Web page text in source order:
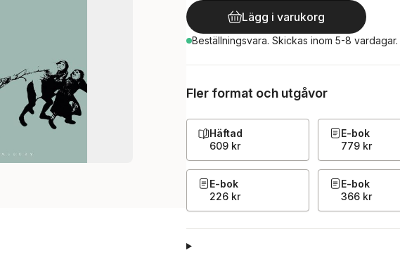
Lägg i varukorg
Beställningsvara. Skickas inom 5-8 vardagar.
Fler format och utgåvor
Häftad
609 kr
E-bok
779 kr
E-bok
226 kr
E-bok
366 kr